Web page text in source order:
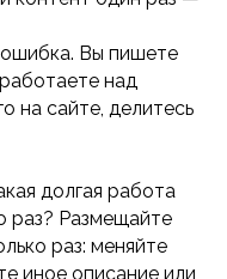
Вы пишете
над
на сайте, делитесь
долгая работа
раз? Размещайте
раз: меняйте
иное описание или